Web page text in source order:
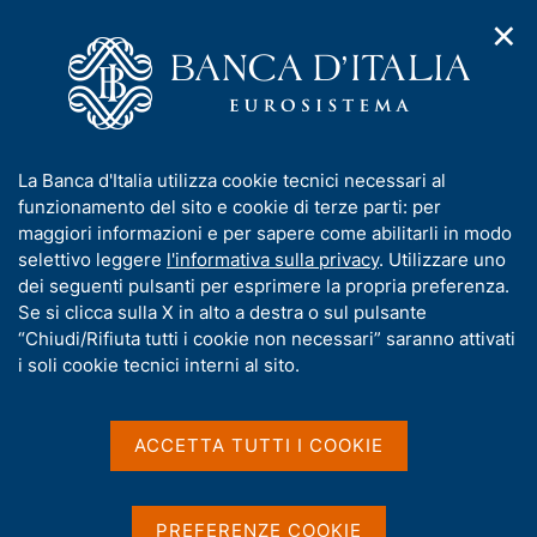
n
u
d
i
n
a
v
i
g
a
o
m
g
e
e
l
s
t
Pubblicazioni
N. 2 - L'economia della
Valle d'Aosta
ECONOMIE REGIONALI
Rapporto annuale
Giugno 2026
✕
I
n
f
o
r
m
a
t
La Banca d'Italia utilizza cookie tecnici necessari al
funzionamento del sito e cookie di terze parti: per
maggiori informazioni e per sapere come abilitarli in modo
selettivo leggere l'informativa sulla privacy. Utilizzare uno
dei seguenti pulsanti per esprimere la propria preferenza.
Se si clicca sulla X in alto a destra o sul pulsante
“Chiudi/Rifiuta tutti i cookie non necessari” saranno attivati
i soli cookie tecnici interni al sito.
ACCETTA TUTTI I COOKIE
PREFERENZE COOKIE